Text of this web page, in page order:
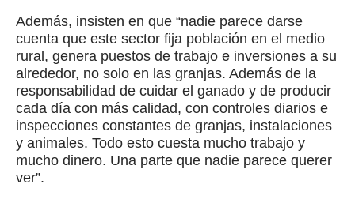
Además, insisten en que “nadie parece darse
cuenta que este sector fija población en el medio
rural, genera puestos de trabajo e inversiones a su
alrededor, no solo en las granjas. Además de la
responsabilidad de cuidar el ganado y de producir
cada día con más calidad, con controles diarios e
inspecciones constantes de granjas, instalaciones
y animales. Todo esto cuesta mucho trabajo y
mucho dinero. Una parte que nadie parece querer
ver”.